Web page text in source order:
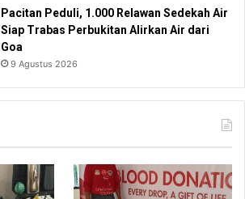
Pacitan Peduli, 1.000 Relawan Sedekah Air
Siap Trabas Perbukitan Alirkan Air dari
Goa
9 Agustus 2026